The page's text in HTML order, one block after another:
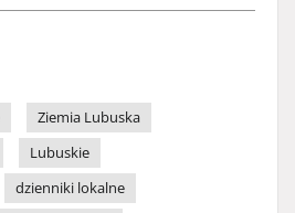
Ziemia Lubuska
Lubuskie
dzienniki lokalne